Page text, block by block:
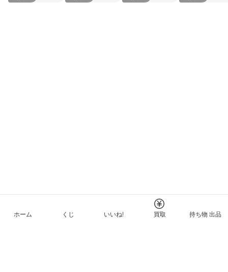
ホーム くじ いいね! 買取 持ち物 出品